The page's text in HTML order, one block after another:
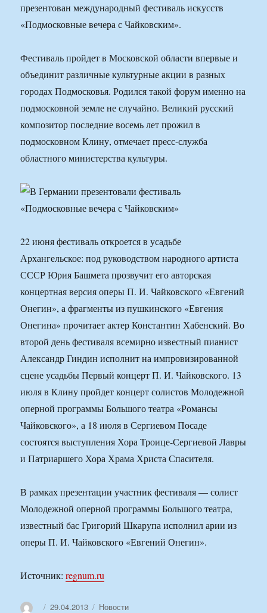
презентован международный фестиваль искусств
«Подмосковные вечера с Чайковским».
Фестиваль пройдет в Московской области впервые и
объединит различные культурные акции в разных
городах Подмосковья. Родился такой форум именно на
подмосковной земле не случайно. Великий русский
композитор последние восемь лет прожил в
подмосковном Клину, отмечает пресс-служба
областного министерства культуры.
22 июня фестиваль откроется в усадьбе
Архангельское: под руководством народного артиста
СССР Юрия Башмета прозвучит его авторская
концертная версия оперы П. И. Чайковского «Евгений
Онегин», а фрагменты из пушкинского «Евгения
Онегина» прочитает актер Константин Хабенский. Во
второй день фестиваля всемирно известный пианист
Александр Гиндин исполнит на импровизированной
сцене усадьбы Первый концерт П. И. Чайковского. 13
июля в Клину пройдет концерт солистов Молодежной
оперной программы Большого театра «Романсы
Чайковского», а 18 июля в Сергиевом Посаде
состоятся выступления Хора Троице-Сергиевой Лавры
и Патриаршего Хора Храма Христа Спасителя.
В рамках презентации участник фестиваля — солист
Молодежной оперной программы Большого театра,
известный бас Григорий Шкарупа исполнил арии из
оперы П. И. Чайковского «Евгений Онегин».
Источник:regnum.ru
АвторОпубликовано
29.04.2013 Рубрики
Новости